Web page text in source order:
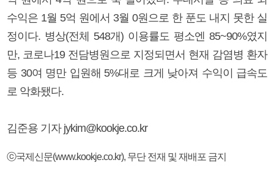
수익은 1월 5억 원에서 3월 0원으로 한 푼도 내지 못한 실
정이다. 병상(전체 548개) 이용률도 평소엔 85~90%였지
만, 코로나19 전담병원으로 지정되면서 현재 감염병 환자
등 30여 명만 입원해 5%대로 크게 낮아져 수익이 급속도
로 악화됐다.
김준용 기자 jykim@kookje.co.kr
ⓒ국제신문(www.kookje.co.kr), 무단 전재 및 재배포 금지